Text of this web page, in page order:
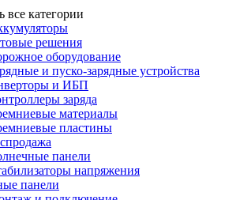
все категории
решения
оборудование
и пуско-зарядные устройства
и ИБП
заряда
материалы
пластины
панели
напряжения
панели